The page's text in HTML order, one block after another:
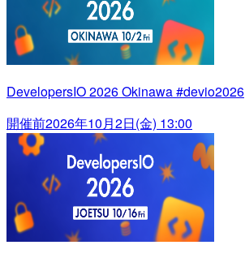
DevelopersIO 2026 Okinawa #devio2026
開催前2026年10月2日(金) 13:00